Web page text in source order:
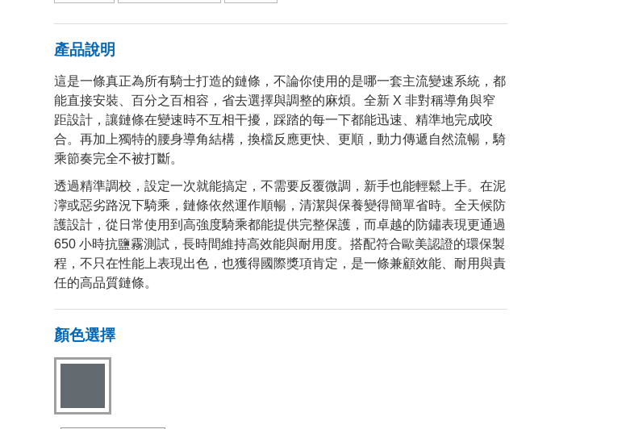
產品說明
這是一條真正為所有騎士打造的鏈條，不論你使用的是哪一套主流變速系統，都
能直接安裝、百分之百相容，省去選擇與調整的麻煩。全新 X 非對稱導角與窄
距設計，讓鏈條在變速時不互相干擾，踩踏的每一下都能迅速、精準地完成咬
合。再加上獨特的腰身導角結構，換檔反應更快、更順，動力傳遞自然流暢，騎
乘節奏完全不被打斷。
透過精準調校，設定一次就能搞定，不需要反覆微調，新手也能輕鬆上手。在泥
濘或惡劣路況下騎乘，鏈條依然運作順暢，清潔與保養變得簡單省時。全天候防
護設計，從日常使用到高強度騎乘都能提供完整保護，而卓越的防鏽表現更通過
650 小時抗鹽霧測試，長時間維持高效能與耐用度。搭配符合歐美認證的環保製
程，不只在性能上表現出色，也獲得國際獎項肯定，是一條兼顧效能、耐用與責
任的高品質鏈條。
顏色選擇